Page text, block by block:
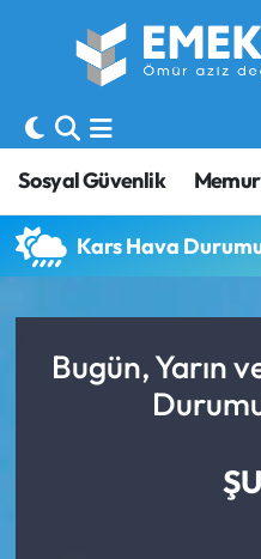
Sosyal Güvenlik
Kars Hava
Bugün, Yarın
Sosyal Güvenlik
Sendika
SORU-CEVAP
Gündem
Hava Durumu
Trafik Durumu
Süper Lig Puan
Tüm Manşetler
Haber Arşivi